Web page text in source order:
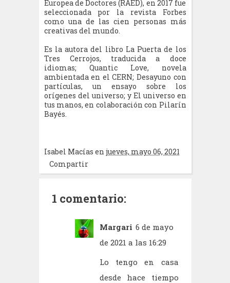
Europea de Doctores (RAED), en 2017 fue
seleccionada por la revista Forbes
como una de las cien personas más
creativas del mundo.
Es la autora del libro La Puerta de los
Tres Cerrojos, traducida a doce
idiomas; Quantic Love, novela
ambientada en el CERN; Desayuno con
partículas, un ensayo sobre los
orígenes del universo; y El universo en
tus manos, en colaboración con Pilarín
Bayés.
Isabel Macías en jueves, mayo 06, 2021
Compartir
1 comentario:
Margari 6 de mayo
de 2021 a las 16:29
Lo tengo en casa
desde hace tiempo